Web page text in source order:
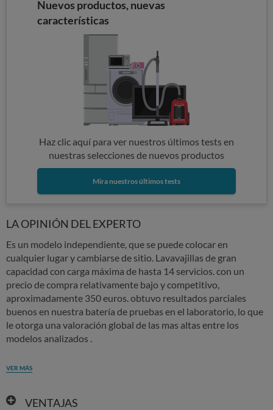
Nuevos productos, nuevas
características
Haz clic aquí para ver nuestros últimos tests en
nuestras selecciones de nuevos productos
Mira nuestros últimos tests
LA OPINIÓN DEL EXPERTO
Es un modelo independiente, que se puede colocar en
cualquier lugar y cambiarse de sitio. Lavavajillas de gran
capacidad con carga máxima de hasta 14 servicios. con un
precio de compra relativamente bajo y competitivo,
aproximadamente 350 euros. obtuvo resultados parciales
buenos en nuestra batería de pruebas en el laboratorio, lo que
le otorga una valoración global de las mas altas entre los
modelos analizados .
VER MÁS
VENTAJAS